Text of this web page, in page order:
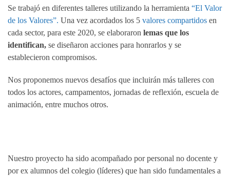
Se trabajó en diferentes talleres utilizando la herramienta “El Valor
de los Valores”. Una vez acordados los 5 valores compartidos en
cada sector, para este 2020, se elaboraron lemas que los
identifican, se diseñaron acciones para honrarlos y se
establecieron compromisos.
Nos proponemos nuevos desafíos que incluirán más talleres con
todos los actores, campamentos, jornadas de reflexión, escuela de
animación, entre muchos otros.
Nuestro proyecto ha sido acompañado por personal no docente y
por ex alumnos del colegio (líderes) que han sido fundamentales a